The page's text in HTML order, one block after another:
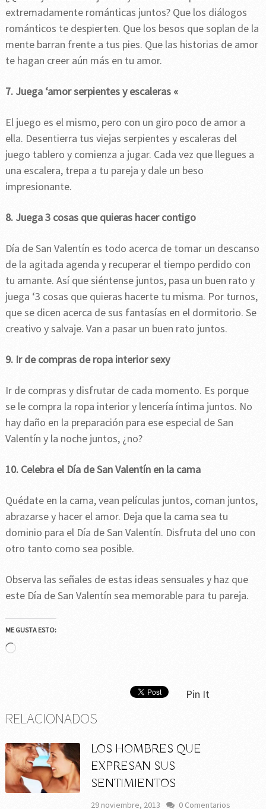
extremadamente románticas juntos? Que los diálogos
románticos te despierten. Que los besos que soplan de la
mente barran frente a tus pies. Que las historias de amor
te hagan creer aún más en tu amor.
7. Juega ‘amor serpientes y escaleras «
El juego es el mismo, pero con un giro poco de amor a
ella. Desentierra tus viejas serpientes y escaleras del
juego tablero y comienza a jugar. Cada vez que llegues a
una escalera, trepa a tu pareja y dale un beso
impresionante.
8. Juega 3 cosas que quieras hacer contigo
Día de San Valentín es todo acerca de tomar un descanso
de la agitada agenda y recuperar el tiempo perdido con
tu amante. Así que siéntense juntos, pasa un buen rato y
juega ‘3 cosas que quieras hacerte tu misma. Por turnos,
que se dicen acerca de sus fantasías en el dormitorio. Se
creativo y salvaje. Van a pasar un buen rato juntos.
9. Ir de compras de ropa interior sexy
Ir de compras y disfrutar de cada momento. Es porque
se le compra la ropa interior y lencería íntima juntos. No
hay daño en la preparación para ese especial de San
Valentín y la noche juntos, ¿no?
10. Celebra el Día de San Valentín en la cama
Quédate en la cama, vean películas juntos, coman juntos,
abrazarse y hacer el amor. Deja que la cama sea tu
dominio para el Día de San Valentín. Disfruta del uno con
otro tanto como sea posible.
Observa las señales de estas ideas sensuales y haz que
este Día de San Valentín sea memorable para tu pareja.
ME GUSTA ESTO:
Cargando...
Pin It
RELACIONADOS
LOS HOMBRES QUE
EXPRESAN SUS
SENTIMIENTOS
29 noviembre, 2013 0 Comentarios